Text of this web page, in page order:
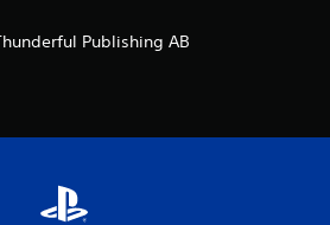
Publishing AB